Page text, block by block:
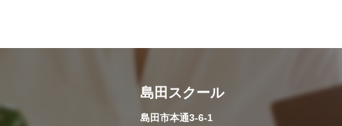
島田スクール
島田市本通3-6-1